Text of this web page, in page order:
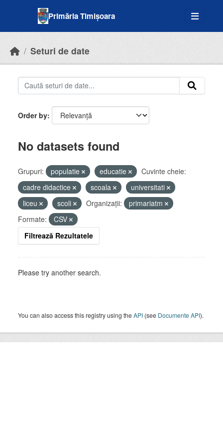
Primăria Timișoara
Seturi de date
Order by
No datasets found
Grupuri: populatie educatie
Cuvinte cheie:
cadre didactice
scoala
universitati
liceu
scoli Organizații:
primariatm
Formate:
CSV
Filtrează Rezultatele
Please try another search.
You can also access this registry using theAPI (see Documente API).